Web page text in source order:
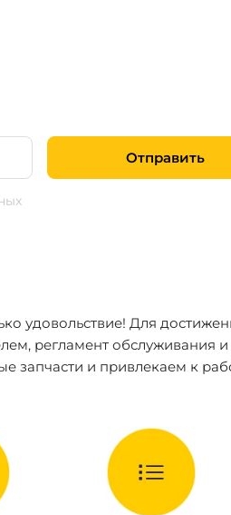
Отправить
удовольствие! Для
регламент обслуживания и
запчасти и привлекаем к